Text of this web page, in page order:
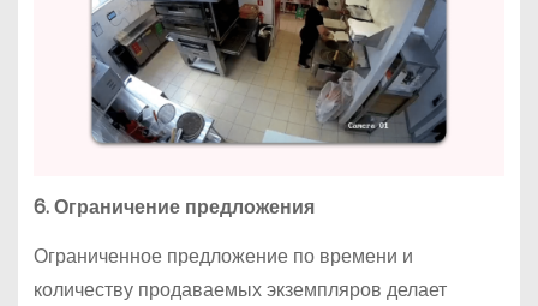
6. Ограничение предложения
Ограниченное предложение по времени и
количеству продаваемых экземпляров делает